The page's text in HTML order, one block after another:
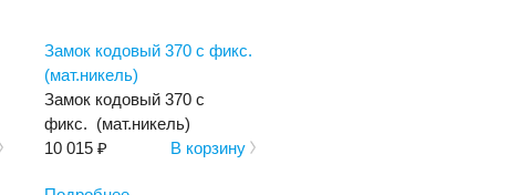
Замок кодовый 370 с фикс.
(мат.никель)
Замок кодовый 370 с
фикс. (мат.никель)
10 015 ₽
В корзину